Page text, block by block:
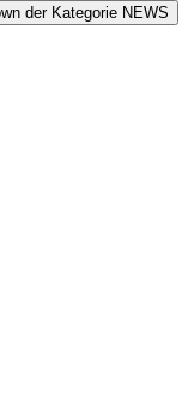
der Kategorie NEWS